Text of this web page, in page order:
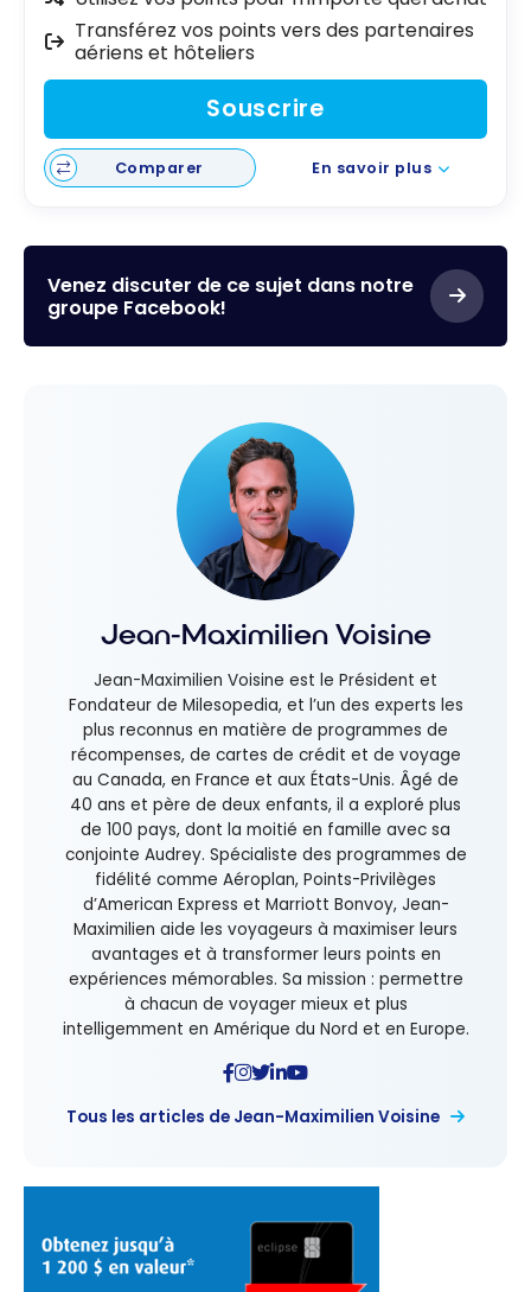
Transférez vos points vers des partenaires
aériens et hôteliers
Souscrire
Comparer En savoir plus
Venez discuter de ce sujet dans notre
groupe Facebook!
Jean-Maximilien Voisine
Jean-Maximilien Voisine est le Président et
Fondateur de Milesopedia, et l’un des experts les
plus reconnus en matière de programmes de
récompenses, de cartes de crédit et de voyage
au Canada, en France et aux États-Unis. Âgé de
40 ans et père de deux enfants, il a exploré plus
de 100 pays, dont la moitié en famille avec sa
conjointe Audrey. Spécialiste des programmes de
fidélité comme Aéroplan, Points-Privilèges
d’American Express et Marriott Bonvoy, Jean-
Maximilien aide les voyageurs à maximiser leurs
avantages et à transformer leurs points en
expériences mémorables. Sa mission : permettre
à chacun de voyager mieux et plus
intelligemment en Amérique du Nord et en Europe.
Tous les articles de Jean-Maximilien Voisine